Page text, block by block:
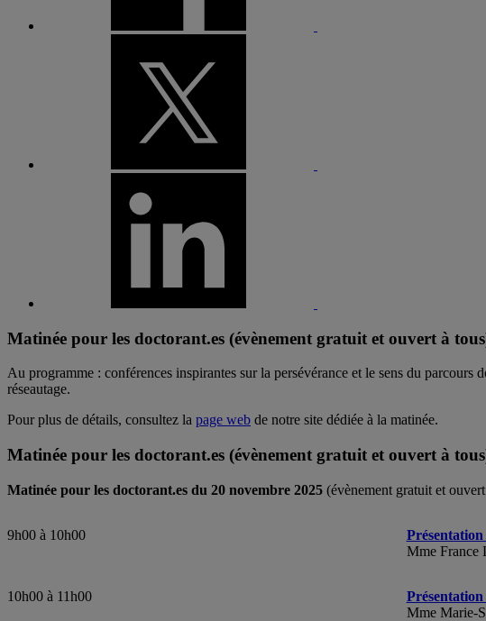
Matinée pour les doctorant.es (évènement gratuit et ouvert à
Au programme : conférences inspirantes sur la persévérance et le sens du
réseautage.
Pour plus de détails, consultez la page web de notre site dédiée à la matinée.
Matinée pour les doctorant.es (évènement gratuit et ouvert à
Matinée pour les doctorant.es du 20 novembre 2025 (évènement gratuit et
9h00 à 10h00
Présentation
Mme France
10h00 à 11h00
Mme Marie-